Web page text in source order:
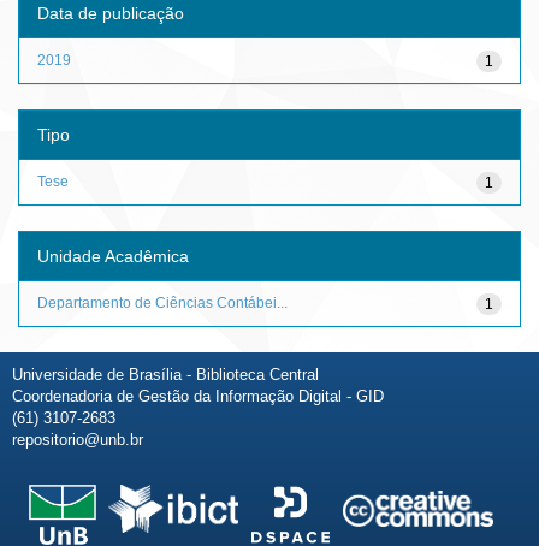
Data de publicação
1
2019
Tipo
1
Tese
Unidade Acadêmica
1
Departamento de Ciências Contábei...
Universidade de Brasília - Biblioteca Central
Coordenadoria de Gestão da Informação Digital - GID
(61) 3107-2683
repositorio@unb.br